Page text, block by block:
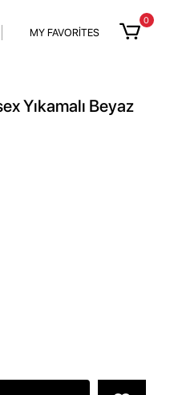
MY FAVORİTES
0
Yıkamalı Beyaz